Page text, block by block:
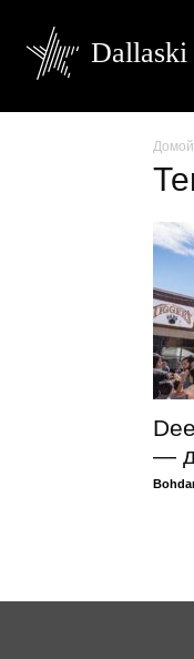
Dallaski
Домой
—